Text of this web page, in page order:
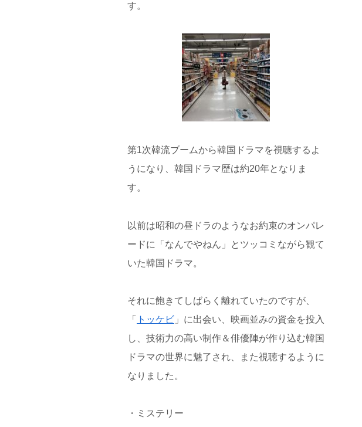
す。
第1次韓流ブームから韓国ドラマを視聴するよ
うになり、韓国ドラマ歴は約20年となりま
す。
以前は昭和の昼ドラのようなお約束のオンパレ
ードに「なんでやねん」とツッコミながら観て
いた韓国ドラマ。
それに飽きてしばらく離れていたのですが、
「 トッケビ 」に出会い、映画並みの資金を投入
し、技術力の高い制作＆俳優陣が作り込む韓国
ドラマの世界に魅了され、また視聴するように
なりました。
・ミステリー